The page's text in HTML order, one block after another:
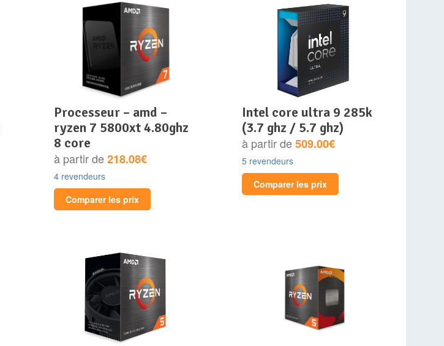
processeur – amd –
ryzen 7 5800xt 4.80ghz
8 core
à partir de218.08€
4 revendeurs
Comparer les prix
intel core ultra 9 285k
(3.7 ghz / 5.7 ghz)
à partir de509.00€
5 revendeurs
Comparer les prix